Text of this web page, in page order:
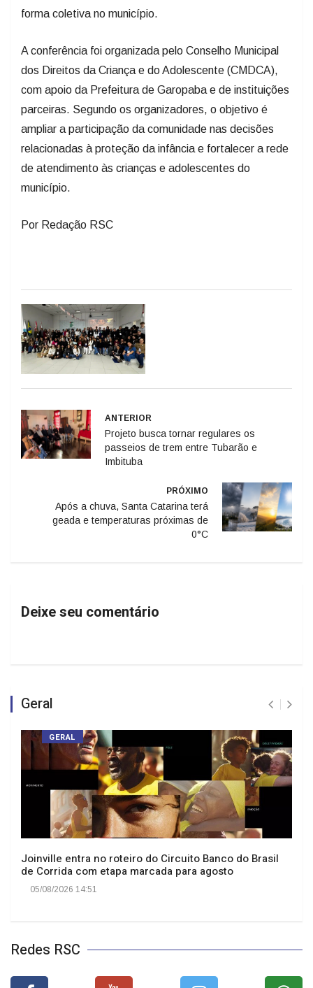
forma coletiva no município.
A conferência foi organizada pelo Conselho Municipal
dos Direitos da Criança e do Adolescente (CMDCA),
com apoio da Prefeitura de Garopaba e de instituições
parceiras. Segundo os organizadores, o objetivo é
ampliar a participação da comunidade nas decisões
relacionadas à proteção da infância e fortalecer a rede
de atendimento às crianças e adolescentes do
município.
Por Redação RSC
ANTERIOR
Projeto busca tornar regulares os
passeios de trem entre Tubarão e
Imbituba
PRÓXIMO
Após a chuva, Santa Catarina terá
geada e temperaturas próximas de
0°C
Deixe seu comentário
Geral
GERAL
Joinville entra no roteiro do Circuito Banco do Brasil
de Corrida com etapa marcada para agosto
05/08/2026 14:51
Redes RSC